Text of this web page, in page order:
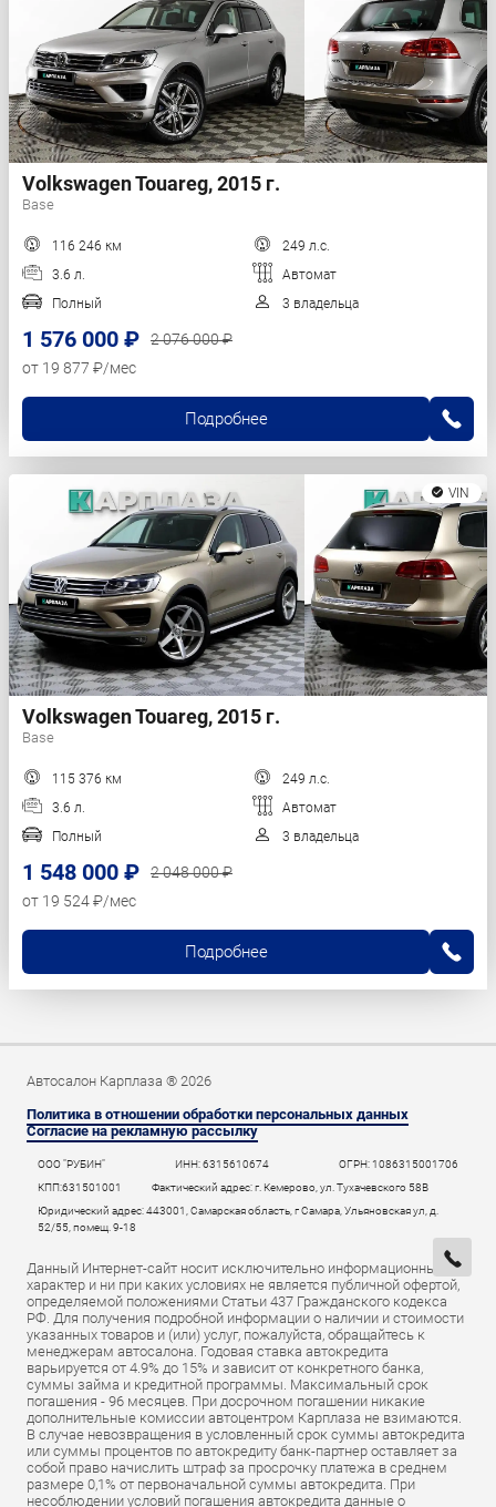
Volkswagen Touareg, 2015 г.
Base
116 246 км
249 л.с.
3.6 л.
Автомат
Полный
3 владельца
1 576 000 ₽
2 076 000 ₽
от 19 877 ₽/мес
Подробнее
VIN
Volkswagen Touareg, 2015 г.
Base
115 376 км
249 л.с.
3.6 л.
Автомат
Полный
3 владельца
1 548 000 ₽
2 048 000 ₽
от 19 524 ₽/мес
Подробнее
Автосалон Карплаза ® 2026
Политика в отношении обработки персональных данных
Согласие на рекламную рассылку
ООО "РУБИН" ИНН: 6315610674
ОГРН: 1086315001706
КПП:631501001
Фактический адрес: г. Кемерово, ул. Тухачевского 58В
Юридический адрес: 443001, Самарская область, г Самара, Ульяновская ул, д.
52/55, помещ. 9-18
Данный Интернет-сайт носит исключительно информационный
характер и ни при каких условиях не является публичной офертой,
определяемой положениями Статьи 437 Гражданского кодекса
РФ. Для получения подробной информации о наличии и стоимости
указанных товаров и (или) услуг, пожалуйста, обращайтесь к
менеджерам автосалона. Годовая ставка автокредита
варьируется от 4.9% до 15% и зависит от конкретного банка,
суммы займа и кредитной программы. Максимальный срок
погашения - 96 месяцев. При досрочном погашении никакие
дополнительные комиссии автоцентром Карплаза не взимаются.
В случае невозвращения в условленный срок суммы автокредита
или суммы процентов по автокредиту банк-партнер оставляет за
собой право начислить штраф за просрочку платежа в среднем
размере 0,1% от первоначальной суммы автокредита. При
несоблюдении условий погашения автокредита данные о